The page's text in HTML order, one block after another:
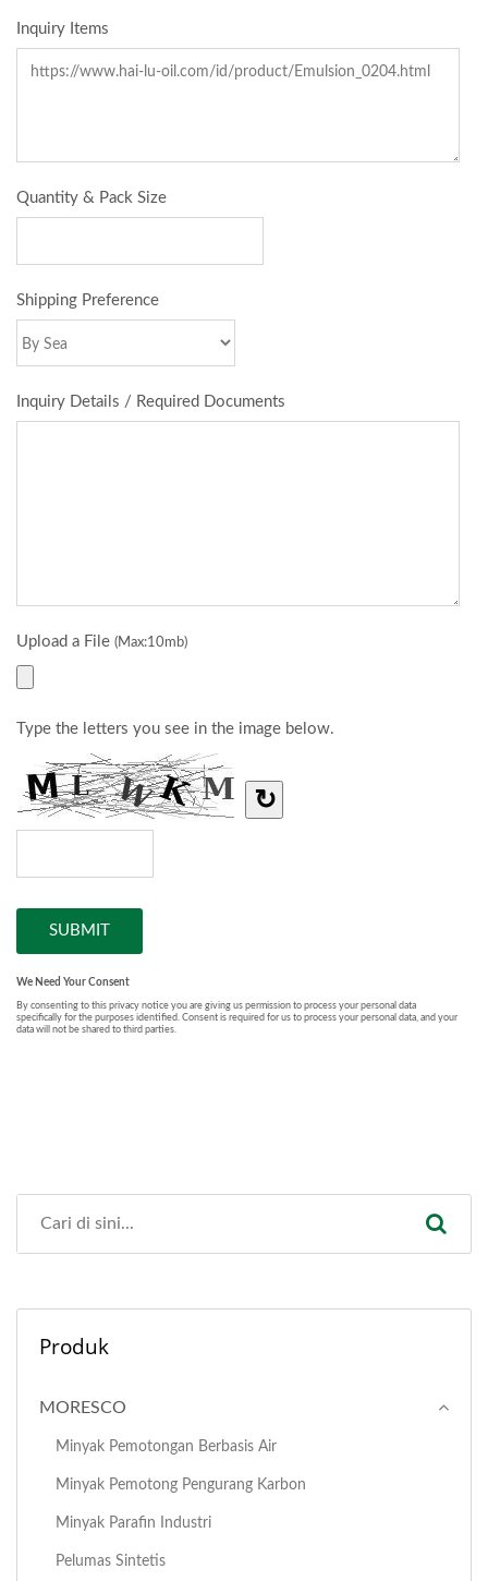
Produk
MORESCO
Minyak Pemotongan Berbasis Air
Minyak Pemotong Pengurang Karbon
Minyak Parafin Industri
Pelumas Sintetis